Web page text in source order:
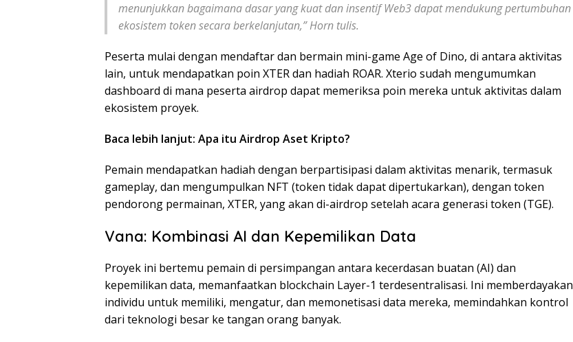
menunjukkan bagaimana dasar yang kuat dan insentif Web3 dapat mendukung pertumbuhan
ekosistem token secara berkelanjutan,” Horn tulis.
Peserta mulai dengan mendaftar dan bermain mini-game Age of Dino, di antara aktivitas
lain, untuk mendapatkan poin XTER dan hadiah ROAR. Xterio sudah mengumumkan
dashboard di mana peserta airdrop dapat memeriksa poin mereka untuk aktivitas dalam
ekosistem proyek.
Baca lebih lanjut: Apa itu Airdrop Aset Kripto?
Pemain mendapatkan hadiah dengan berpartisipasi dalam aktivitas menarik, termasuk
gameplay, dan mengumpulkan NFT (token tidak dapat dipertukarkan), dengan token
pendorong permainan, XTER, yang akan di-airdrop setelah acara generasi token (TGE).
Vana: Kombinasi AI dan Kepemilikan Data
Proyek ini bertemu pemain di persimpangan antara kecerdasan buatan (AI) dan
kepemilikan data, memanfaatkan blockchain Layer-1 terdesentralisasi. Ini memberdayakan
individu untuk memiliki, mengatur, dan memonetisasi data mereka, memindahkan kontrol
dari teknologi besar ke tangan orang banyak.